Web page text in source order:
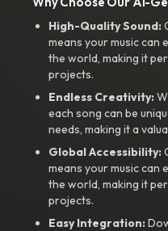
High-Quality Sound:
means your music can
the world, making it
projects.
Endless Creativity:
each song can be
needs, making it a
Global Accessibility:
means your music can
the world, making it
projects.
Easy Integration: